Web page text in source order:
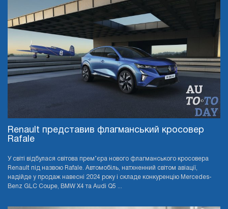
Renault представив флагманський кросовер
Rafale
У світі відбулася світова прем’єра нового флагманського кросовера
Renault під назвою Rafale. Автомобіль, натхненний світом авіації,
надійде у продаж навесні 2024 року і складе конкуренцію Mercedes-
Benz GLC Coupe, BMW X4 та Audi Q5 ...